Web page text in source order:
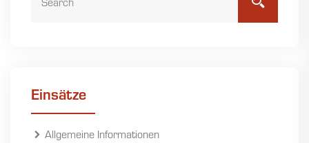
Einsätze
Allgemeine Informationen